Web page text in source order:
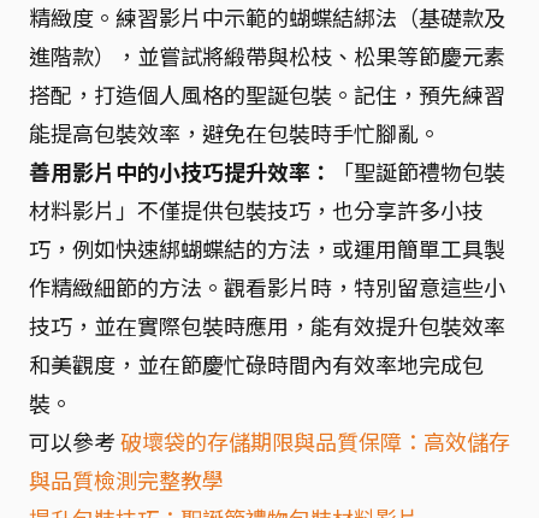
精緻度。練習影片中示範的蝴蝶結綁法（基礎款及
進階款），並嘗試將緞帶與松枝、松果等節慶元素
搭配，打造個人風格的聖誕包裝。記住，預先練習
能提高包裝效率，避免在包裝時手忙腳亂。
善用影片中的小技巧提升效率：
「聖誕節禮物包裝
材料影片」不僅提供包裝技巧，也分享許多小技
巧，例如快速綁蝴蝶結的方法，或運用簡單工具製
作精緻細節的方法。觀看影片時，特別留意這些小
技巧，並在實際包裝時應用，能有效提升包裝效率
和美觀度，並在節慶忙碌時間內有效率地完成包
裝。
可以參考破壞袋的存儲期限與品質保障：高效儲存
與品質檢測完整教學